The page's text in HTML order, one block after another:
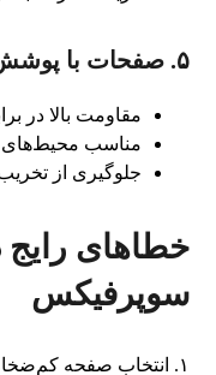
۵. صفحات با پوشش اپوکسی صنعتی
مقاومت بالا در
مناسب محیط‌های
جلوگیری از
خطاهای
سوپرفیکس
۱. انتخاب صفحه کم‌ضخامت برای سازه‌های سنگین